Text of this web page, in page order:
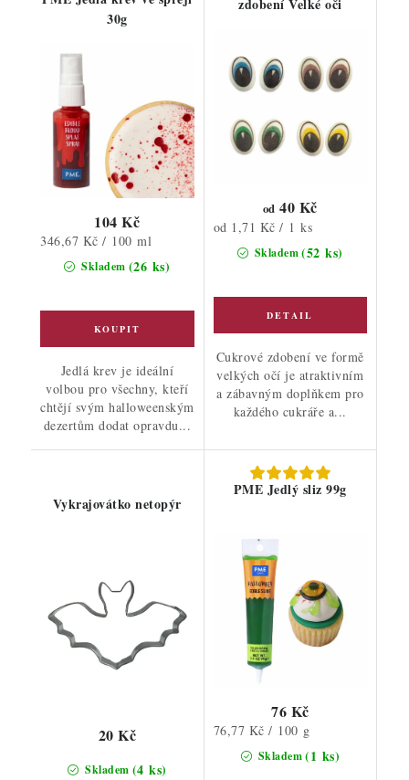
30g
Skladem (26 ks)
104 Kč
Měrná
cena:
346,67 Kč / 100 ml
Jedlá krev je ideální
volbou pro všechny, kteří
chtějí svým halloweenským
dezertům dodat opravdu...
zdobení Velké oči
Skladem(52 ks)
od 40 Kč
Měrná
cena:
od 1,71 Kč / 1 ks
Cukrové zdobení ve formě
velkých očí je atraktivním
a zábavným doplňkem pro
každého cukráře a...
Vykrajovátko netopýr
Skladem (4 ks)
20 Kč
PME Jedlý sliz 99g
Skladem(1 ks)
76 Kč
Měrná
76,77 Kč / 100 g